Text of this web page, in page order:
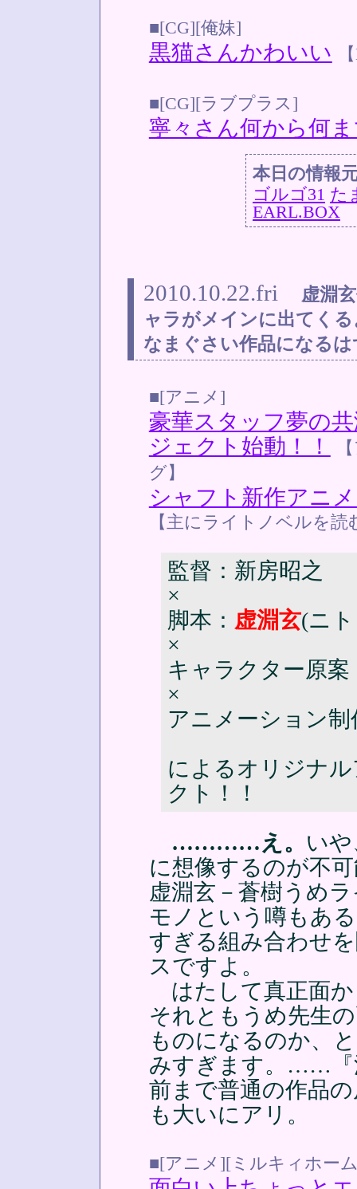
■[CG][俺妹]
黒猫さんかわいい
■[CG][ラブプラス]
寧々さん何から何
本日の情報
ゴルゴ31 た
EARL.BOX
2010.10.22.fri
虚淵
ャラがメインに出てく
なまぐさい作品になるは
■[アニメ]
豪華スタッフ夢の
ジェクト始動！！
グ】
シャフト新作アニ
【主にライトノベルを読
監督：新房昭之
×
脚本： 虚淵玄(ニ
×
キャラクター原案
×
アニメーション
によるオリジナ
クト！！
…………え。 い
に想像するのが不
虚淵玄－蒼樹うめ
モノという噂もあ
すぎる組み合わせ
スですよ。
はたして真正面か
それともうめ先生
ものになるのか、
みすぎます。……『
前まで普通の作品
も大いにアリ。
■[アニメ][ミルキィホー